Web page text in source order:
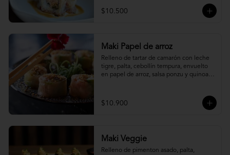
$10.500
Maki Papel de arroz
Relleno de tartar de camarón con leche
tigre, palta, cebollín tempura, envuelto
en papel de arroz, salsa ponzu y quinoa
$10.900
Maki Veggie
Relleno de pimenton asado, palta,